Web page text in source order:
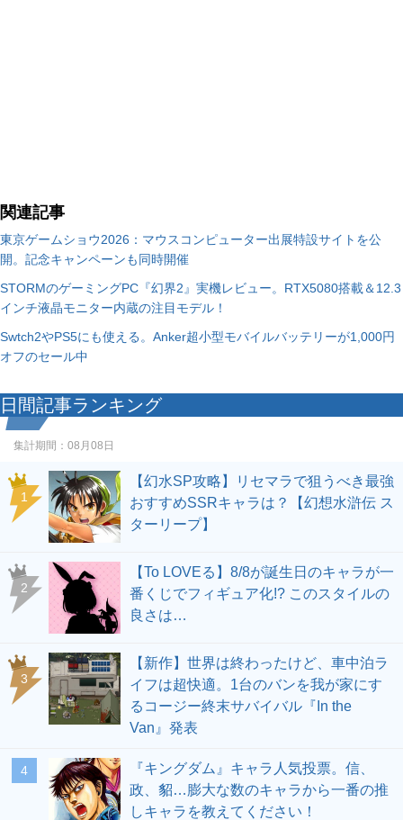
関連記事
東京ゲームショウ2026：マウスコンピューター出展特設サイトを公
開。記念キャンペーンも同時開催
STORMのゲーミングPC『幻界2』実機レビュー。RTX5080搭載＆12.3
インチ液晶モニター内蔵の注目モデル！
Swtch2やPS5にも使える。Anker超小型モバイルバッテリーが1,000円
オフのセール中
日間記事ランキング
集計期間： 08月08日
1
【幻水SP攻略】リセマラで狙うべき最強
おすすめSSRキャラは？【幻想水滸伝 ス
ターリープ】
2
【To LOVEる】8/8が誕生日のキャラが一
番くじでフィギュア化!? このスタイルの
良さは…
3
【新作】世界は終わったけど、車中泊ラ
イフは超快適。1台のバンを我が家にす
るコージー終末サバイバル『In the
Van』発表
4
『キングダム』キャラ人気投票。信、
政、貂…膨大な数のキャラから一番の推
しキャラを教えてください！